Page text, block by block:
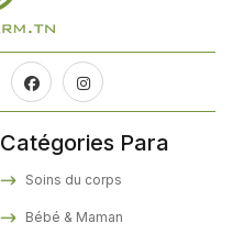
Catégories Para
Soins du corps
Bébé & Maman